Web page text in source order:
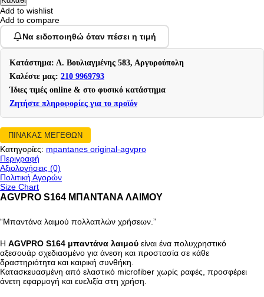
Add to wishlist
Add to compare
Να ειδοποιηθώ όταν πέσει η τιμή
Κατάστημα: Λ. Βουλιαγμένης 583, Αργυρούπολη
Καλέστε μας: 210 9969793
Ίδιες τιμές online & στο φυσικό κατάστημα
Ζητήστε πληροφορίες για το προϊόν
ΠΙΝΑΚΑΣ ΜΕΓΕΘΩΝ
Κατηγορίες: mpantanes original-agvpro
Περιγραφή
Αξιολογήσεις (0)
Πολιτική Αγορών
Size Chart
AGVPRO S164 ΜΠΑΝΤΑΝΑ ΛΑΙΜΟΥ
“Μπαντάνα λαιμού πολλαπλών χρήσεων.”
Η AGVPRO S164 μπαντάνα λαιμού είναι ένα πολυχρηστικό
αξεσουάρ σχεδιασμένο για άνεση και προστασία σε κάθε
δραστηριότητα και καιρική συνθήκη.
Κατασκευασμένη από ελαστικό microfiber χωρίς ραφές, προσφέρει
άνετη εφαρμογή και ευελιξία στη χρήση.